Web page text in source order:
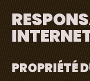
PROPRIÉTÉ